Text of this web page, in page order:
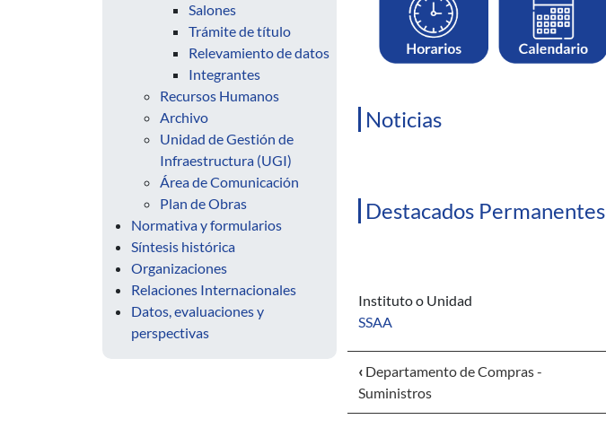
Salones
Trámite de título
Relevamiento de datos
Integrantes
Recursos Humanos
Archivo
Unidad de Gestión de
Infraestructura (UGI)
Área de Comunicación
Plan de Obras
Normativa y formularios
Síntesis histórica
Organizaciones
Relaciones Internacionales
Datos, evaluaciones y
perspectivas
Noticias
Destacados Permanentes
Instituto o Unidad
SSAA
‹ Departamento de Compras -
Suministros